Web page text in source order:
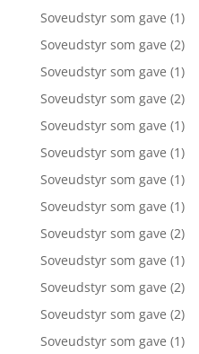
Soveudstyr som gave (1)
Soveudstyr som gave (2)
Soveudstyr som gave (1)
Soveudstyr som gave (2)
Soveudstyr som gave (1)
Soveudstyr som gave (1)
Soveudstyr som gave (1)
Soveudstyr som gave (1)
Soveudstyr som gave (2)
Soveudstyr som gave (1)
Soveudstyr som gave (2)
Soveudstyr som gave (2)
Soveudstyr som gave (1)